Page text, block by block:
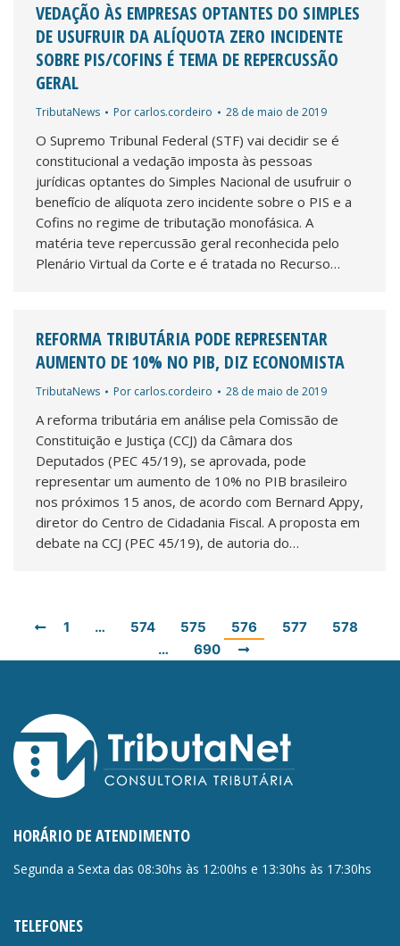
VEDAÇÃO ÀS EMPRESAS OPTANTES DO SIMPLES
DE USUFRUIR DA ALÍQUOTA ZERO INCIDENTE
SOBRE PIS/COFINS É TEMA DE REPERCUSSÃO
GERAL
TributaNews Por carlos.cordeiro 28 de maio de 2019
O Supremo Tribunal Federal (STF) vai decidir se é
constitucional a vedação imposta às pessoas
jurídicas optantes do Simples Nacional de usufruir o
benefício de alíquota zero incidente sobre o PIS e a
Cofins no regime de tributação monofásica. A
matéria teve repercussão geral reconhecida pelo
Plenário Virtual da Corte e é tratada no Recurso…
REFORMA TRIBUTÁRIA PODE REPRESENTAR
AUMENTO DE 10% NO PIB, DIZ ECONOMISTA
TributaNews Por carlos.cordeiro 28 de maio de 2019
A reforma tributária em análise pela Comissão de
Constituição e Justiça (CCJ) da Câmara dos
Deputados (PEC 45/19), se aprovada, pode
representar um aumento de 10% no PIB brasileiro
nos próximos 15 anos, de acordo com Bernard Appy,
diretor do Centro de Cidadania Fiscal. A proposta em
debate na CCJ (PEC 45/19), de autoria do…
1 … 574 575 576 577
578
…
690
HORÁRIO DE ATENDIMENTO
Segunda a Sexta das 08:30hs às 12:00hs e 13:30hs às 17:30hs
TELEFONES